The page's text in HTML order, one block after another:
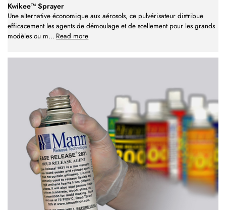
Kwikee™ Sprayer
Une alternative économique aux aérosols, ce pulvérisateur distribue
efficacement les agents de démoulage et de scellement pour les grands
modèles ou m... Read more